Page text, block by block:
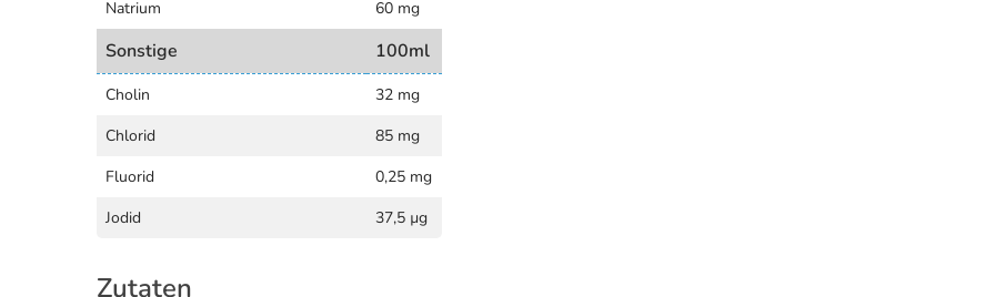
Natrium
60 mg
Sonstige 100ml
Cholin
32 mg
Chlorid
85 mg
Fluorid
0,25 mg
Jodid
37,5 µg
Zutaten